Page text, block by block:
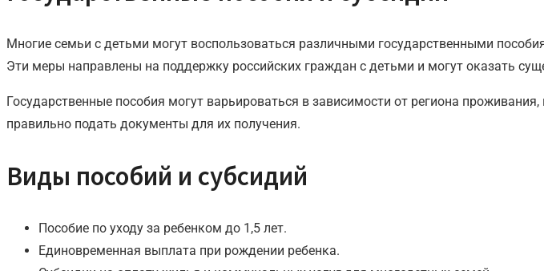
Многие семьи с детьми могут воспользоваться различными государственными
Эти меры направлены на поддержку российских граждан с детьми и могут оказать
Государственные пособия могут варьироваться в зависимости от региона
правильно подать документы для их получения.
Виды пособий и субсидий
Пособие по уходу за ребенком до 1,5 лет.
Единовременная выплата при рождении ребенка.